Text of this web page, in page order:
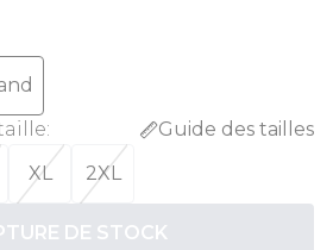
:
Guide des tailles
XL 2XL
DE STOCK